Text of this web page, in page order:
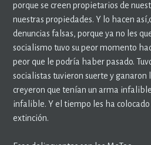
porque se creen propietarios de
nuestras propiedades. Y lo hacen
denuncias falsas, porque ya no les
socialismo tuvo su peor momento
peor que le podría haber pasado.
socialistas tuvieron suerte y ganaron
creyeron que tenían un arma
infalible. Y el tiempo les ha colocado
extinción.